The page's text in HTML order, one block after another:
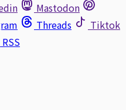
Mastodon
Threads
Tiktok
RSS